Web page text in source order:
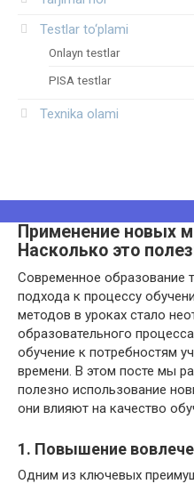
Testlar to‘plami
Onlayn testlar
PISA testlar
Texnika olami
Применение новых
Насколько это
Современное образование
подхода к процессу
методов в уроках стало
образовательного
обучение к потребностям
времени. В этом посте мы
полезно использование
они влияют на качество
1. Повышение
Одним из ключевых